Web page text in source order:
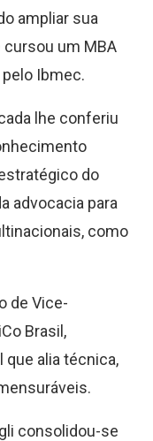
ampliar sua
cursou um MBA
Ibmec.
lhe conferiu
do
advocacia para
como
de Vice-
Brasil,
alia técnica,
consolidou-se